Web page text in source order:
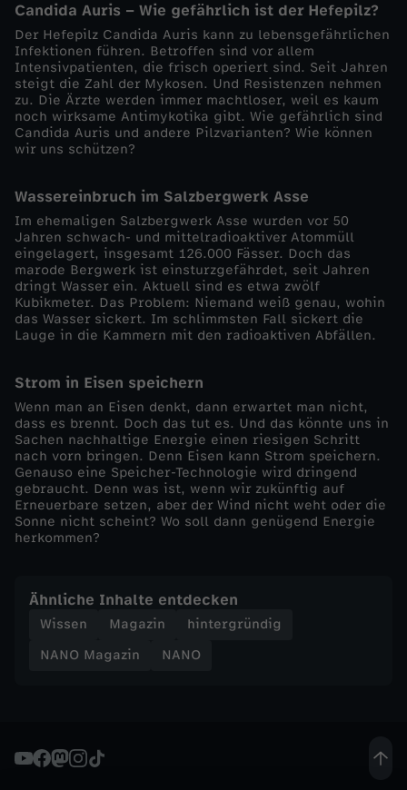
7
.
M
a
i
2
0
2
4
:
W
a
s
i
s
b
Candida Auris – Wie gefährlich ist der Hefepilz?
Der Hefepilz Candida Auris kann zu lebensgefährlichen
Infektionen führen. Betroffen sind vor allem
Intensivpatienten, die frisch operiert sind. Seit Jahren
steigt die Zahl der Mykosen. Und Resistenzen nehmen
zu. Die Ärzte werden immer machtloser, weil es kaum
noch wirksame Antimykotika gibt. Wie gefährlich sind
Candida Auris und andere Pilzvarianten? Wie können
wir uns schützen?
Wassereinbruch im Salzbergwerk Asse
Im ehemaligen Salzbergwerk Asse wurden vor 50
Jahren schwach- und mittelradioaktiver Atommüll
eingelagert, insgesamt 126.000 Fässer. Doch das
marode Bergwerk ist einsturzgefährdet, seit Jahren
dringt Wasser ein. Aktuell sind es etwa zwölf
Kubikmeter. Das Problem: Niemand weiß genau, wohin
das Wasser sickert. Im schlimmsten Fall sickert die
Lauge in die Kammern mit den radioaktiven Abfällen.
Strom in Eisen speichern
Wenn man an Eisen denkt, dann erwartet man nicht,
dass es brennt. Doch das tut es. Und das könnte uns in
Sachen nachhaltige Energie einen riesigen Schritt
nach vorn bringen. Denn Eisen kann Strom speichern.
Genauso eine Speicher-Technologie wird dringend
gebraucht. Denn was ist, wenn wir zukünftig auf
Erneuerbare setzen, aber der Wind nicht weht oder die
Sonne nicht scheint? Wo soll dann genügend Energie
herkommen?
Ähnliche Inhalte entdecken
Wissen Magazin
hintergründig
NANO Magazin
NANO